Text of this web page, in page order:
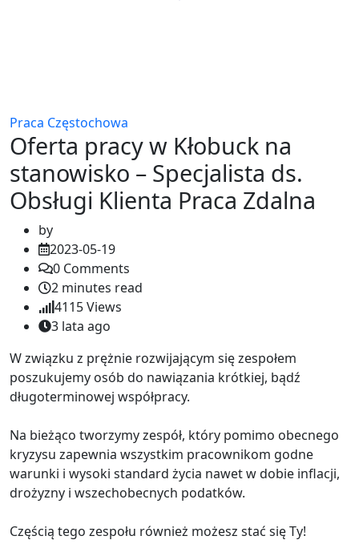
Praca Częstochowa
Oferta pracy w Kłobuck na
stanowisko – Specjalista ds.
Obsługi Klienta Praca Zdalna
by
2023-05-19
0 Comments
2 minutes read
4115Views
3 lata ago
W związku z prężnie rozwijającym się zespołem
poszukujemy osób do nawiązania krótkiej, bądź
długoterminowej współpracy.
Na bieżąco tworzymy zespół, który pomimo obecnego
kryzysu zapewnia wszystkim pracownikom godne
warunki i wysoki standard życia nawet w dobie inflacji,
drożyzny i wszechobecnych podatków.
Częścią tego zespołu również możesz stać się Ty!